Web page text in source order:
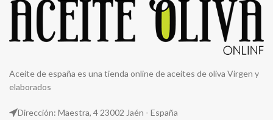
Aceite de españa es una tienda online de aceites de oliva Virgen y
elaborados
Dirección: Maestra, 4 23002 Jaén - España